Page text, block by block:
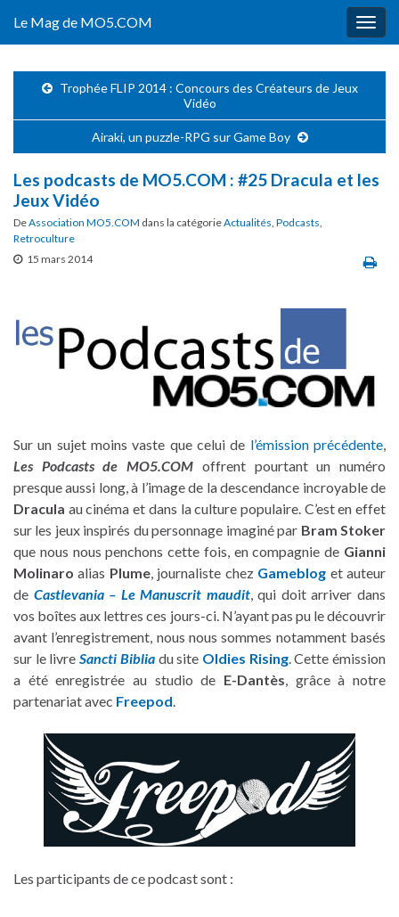
Le Mag de MO5.COM
Trophée FLIP 2014 : Concours des Créateurs de Jeux
Vidéo
Airaki, un puzzle-RPG sur Game Boy
Les podcasts de MO5.COM : #25 Dracula et les
Jeux Vidéo
DeAssociation MO5.COM dans la catégorieActualités, Podcasts,
Retroculture
15 mars 2014
Sur un sujet moins vaste que celui de l’émission précédente,
Les Podcasts de MO5.COM offrent pourtant un numéro
presque aussi long, à l’image de la descendance incroyable de
Dracula au cinéma et dans la culture populaire. C’est en effet
sur les jeux inspirés du personnage imaginé par Bram Stoker
que nous nous penchons cette fois, en compagnie de Gianni
Molinaroalias Plume, journaliste chez Gameblog et auteur
de Castlevania – Le Manuscrit maudit, qui doit arriver dans
vos boîtes aux lettres ces jours-ci. N’ayant pas pu le découvrir
avant l’enregistrement, nous nous sommes notamment basés
sur le livreSancti Bibliadu site Oldies Rising. Cette émission
a été enregistrée au studio de E-Dantès, grâce à notre
partenariat avec Freepod.
Les participants de ce podcast sont :